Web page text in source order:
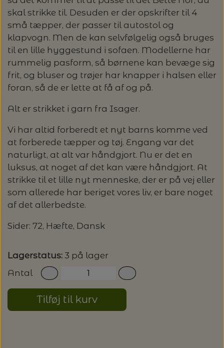
PASCUALI: NEPAL - SPAR 20%
PASCULI: SUAVE - SPAR 20%
POMP STITCH - BRODERI - SPAR 30-35%
SPAR 40% - GLERUPS STØVLER BØRN (STR.
19 - 23)
PERMIN: SPAR 30% PÅ ALLE
JULEBRODERIER
20%
LANG YARNS
MONDIAL
PASCUALI
RAUMA GARN
PERMIN
SOMMERGARN
LENE HOLME SAMSØE - LEKNIT
MY FAVOURITE THINGS KNITWEAR
ODD ROW
OTHER LOOPS
PETITEKNIT
RAUMA
SUSIE HAUMANN
MASKESTOPPERE
MASKEWIRES
MÅLEBÅND / PINDEMÅLERE
OPSKRIFTHOLDER FRA KNITPRO -
SAKSE
STRIKKE- OG SYNÅLE
skal strikke til. Desuden er der opskrifter til 4
små tæpper, der passer til autostol og
klapvogn. Men de kan selvfølgelig også bruges
til en lille hyggestund i sofaen. Modellerne har
rummelig pasform, så børnene kan bevæge sig
frit, og bluser og trøjer har knapper i halsen eller
foran, så de er lette at få af og på.
Alt er strikket i garn fra Isager.
Vi har altid forberedt et nyt barns komme ved
at forberede tæpper og tøj. Engang var det
naturligt, at alt var håndgjort. Nu er det en
luksus, at noget af det kan være håndgjort. At
strikke til et lille nyt menneske, der er på vej eller
som allerede har beriget vores liv, er bare noget
af det allerbedste.
Sider: 72, Hæfte, Dansk
Lagerstatus: 3 på lager
Antal
Tilføj til kurv